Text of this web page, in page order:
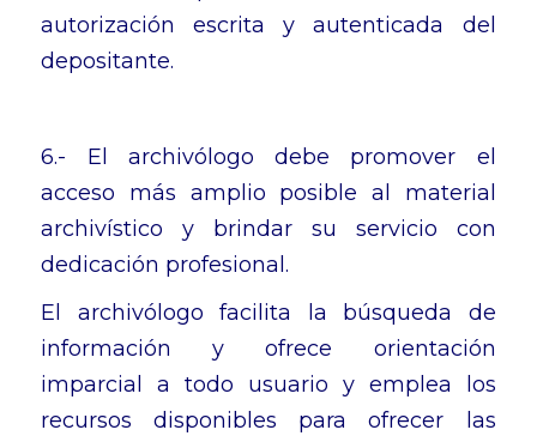
autorización escrita y autenticada del
depositante.
6.- El archivólogo debe promover el
acceso más amplio posible al material
archivístico y brindar su servicio con
dedicación profesional.
El archivólogo facilita la búsqueda de
información y ofrece orientación
imparcial a todo usuario y emplea los
recursos disponibles para ofrecer las